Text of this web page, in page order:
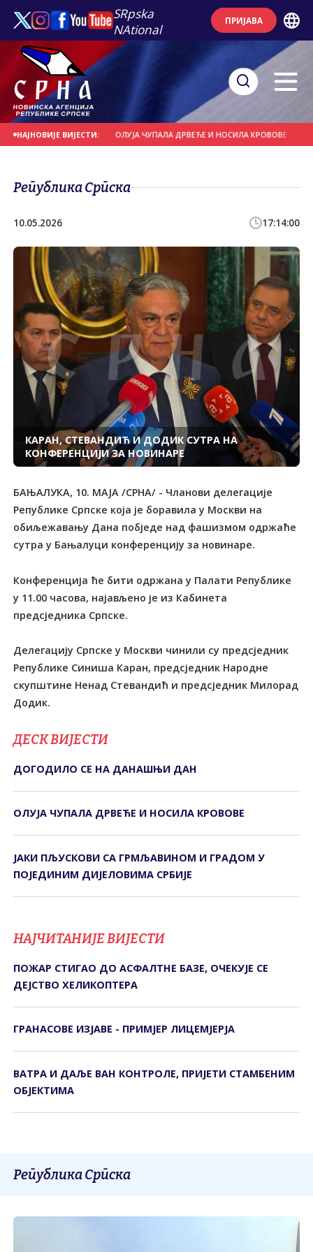
SRpska
NAtional
ПРИЈАВА
НАЈНОВИЈЕ ВИЈЕСТИ:
НА ДАНАШЊИ ДАН ОЛУЈА ЧУПАЛА ДРВЕЋЕ И НОСИЛА КРОВОВЕ ЈАКИ
Република Српска
10.05.2026 17:14:00
КАРАН, СТЕВАНДИЋ И ДОДИК СУТРА НА
КОНФЕРЕНЦИЈИ ЗА НОВИНАРЕ
БАЊАЛУКА, 10. МАЈА /СРНА/ - Чланови делегације
Републике Српске која је боравила у Москви на
обиљежавању Дана побједе над фашизмом одржаће
сутра у Бањалуци конференцију за новинаре.
Конференција ће бити одржана у Палати Републике
у 11.00 часова, најављено је из Кабинета
предсједника Српске.
Делегацију Српске у Москви чинили су предсједник
Републике Синиша Каран, предсједник Народне
скупштине Ненад Стевандић и предсједник Милорад
Додик.
ДЕСК ВИЈЕСТИ
ДОГОДИЛО СЕ НА ДАНАШЊИ ДАН
ОЛУЈА ЧУПАЛА ДРВЕЋЕ И НОСИЛА КРОВОВЕ
ЈАКИ ПЉУСКОВИ СА ГРМЉАВИНОМ И ГРАДОМ У
ПОЈЕДИНИМ ДИЈЕЛОВИМА СРБИЈЕ
НАЈЧИТАНИЈЕ ВИЈЕСТИ
ПОЖАР СТИГАО ДО АСФАЛТНЕ БАЗЕ, ОЧЕКУЈЕ СЕ
ДЕЈСТВО ХЕЛИКОПТЕРА
ГРАНАСОВЕ ИЗЈАВЕ - ПРИМЈЕР ЛИЦЕМЈЕРЈА
ВАТРА И ДАЉЕ ВАН КОНТРОЛЕ, ПРИЈЕТИ СТАМБЕНИМ
ОБЈЕКТИМА
Република Српска